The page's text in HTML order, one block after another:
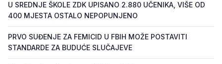
U SREDNJE ŠKOLE ZDK UPISANO 2.880 UČENIKA, VIŠE OD
400 MJESTA OSTALO NEPOPUNJENO
PRVO SUĐENJE ZA FEMICID U FBIH MOŽE POSTAVITI
STANDARDE ZA BUDUĆE SLUČAJEVE